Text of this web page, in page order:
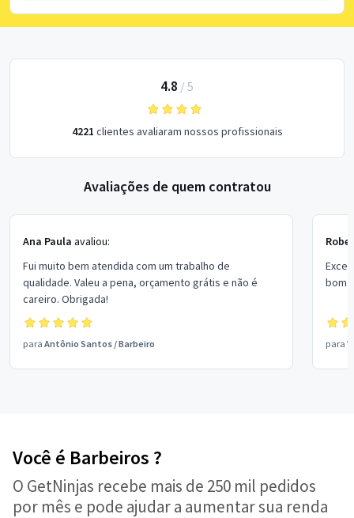
4.8 / 5
4221 clientes avaliaram nossos profissionais
Avaliações de quem contratou
Ana Paula avaliou:
Fui muito bem atendida com um trabalho de
qualidade. Valeu a pena, orçamento grátis e não é
careiro. Obrigada!
para Antônio Santos /Barbeiro
bom
para
Você é Barbeiros ?
O GetNinjas recebe mais de 250 mil pedidos
por mês e pode ajudar a aumentar sua renda